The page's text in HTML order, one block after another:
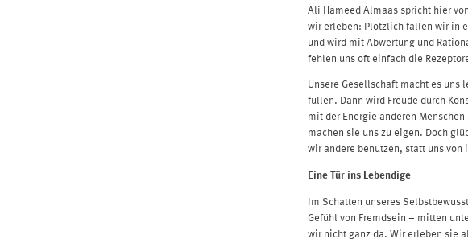
Ali Hameed Almaas spricht hier
wir erleben: Plötzlich fallen wir in
und wird mit Abwertung und
fehlen uns oft einfach die
Unsere Gesellschaft macht es
füllen. Dann wird Freude durch
mit der Energie anderen
machen sie uns zu eigen. Doch
wir andere benutzen, statt uns von
Eine Tür ins Lebendige
Im Schatten unseres
Gefühl von Fremdsein – mitten
wir nicht ganz da. Wir erleben sie